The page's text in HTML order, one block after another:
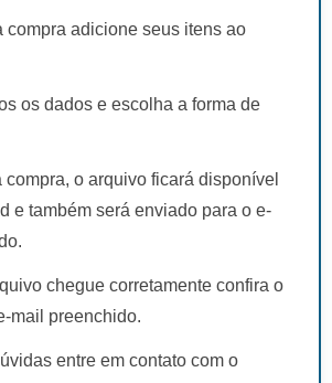
compra adicione seus itens ao
os dados e escolha a forma de
o arquivo ficará disponível
e também será enviado para o e-
chegue corretamente confira o
mail preenchido.
entre em contato com o